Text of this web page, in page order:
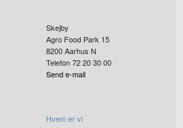
Skejby
Agro Food Park 15
8200Aarhus N
Telefon 72 20 30 00
Send e-mail
Hvem er vi